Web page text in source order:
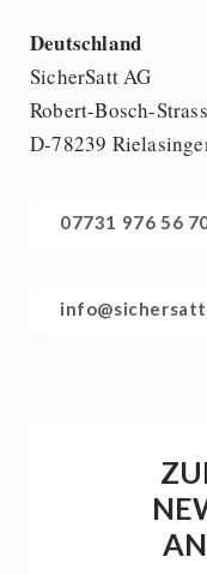
Deutschland
SicherSatt AG
Robert-Bosch-
D-78239
07731 976 56